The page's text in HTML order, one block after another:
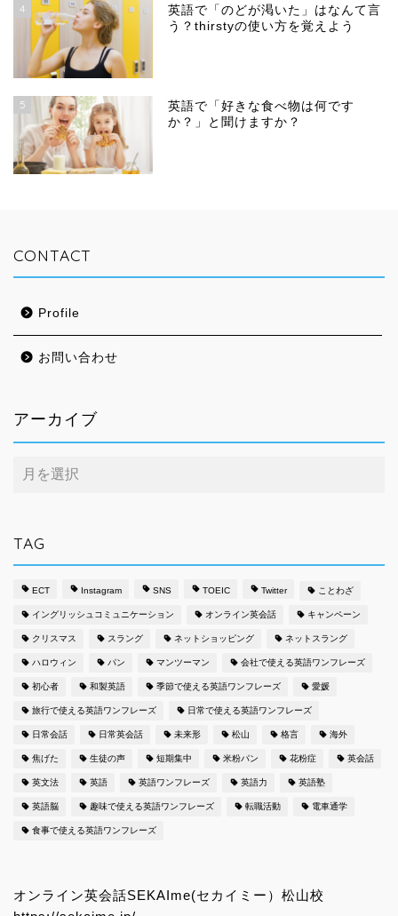
4
英語で「のどが渇いた」はなんて言
う？thirstyの使い方を覚えよう
5
英語で「好きな食べ物は何です
か？」と聞けますか？
CONTACT
Profile
お問い合わせ
アーカイブ
ア
ー
ブ
TAG
ECT Instagram SNS TOEIC Twitter ことわざ
イングリッシュコミュニケーション オンライン英会話 キャンペーン
クリスマス スラング ネットショッピング ネットスラング
ハロウィン パン マンツーマン 会社で使える英語ワンフレーズ
初心者 和製英語 季節で使える英語ワンフレーズ 愛媛
旅行で使える英語ワンフレーズ 日常で使える英語ワンフレーズ
日常会話 日常英会話 未来形 松山 格言 海外
焦げた 生徒の声 短期集中 米粉パン 花粉症 英会話
英文法 英語 英語ワンフレーズ 英語力 英語塾
英語脳 趣味で使える英語ワンフレーズ 転職活動 電車通学
食事で使える英語ワンフレーズ
オンライン英会話SEKAIme(セカイミー）松山校
ーズ更新中！
日常英会話で使えるオリジ
満足度98%のマンツーマン